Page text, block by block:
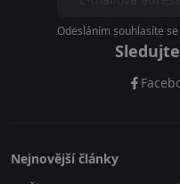
Odesláním souhlasíte se
Nejnovější články